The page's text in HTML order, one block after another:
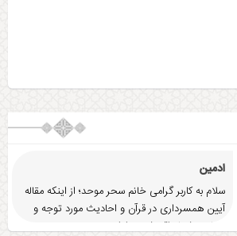
ادمین
سلام به کاربر گرامی خانم سحر موحد؛ از اینکه مقاله
آيين همسرداری در قرآن و احاديث مورد توجه و
رضایت شما واقع شد
... ادامه